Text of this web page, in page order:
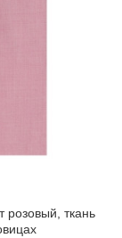
розовый, ткань